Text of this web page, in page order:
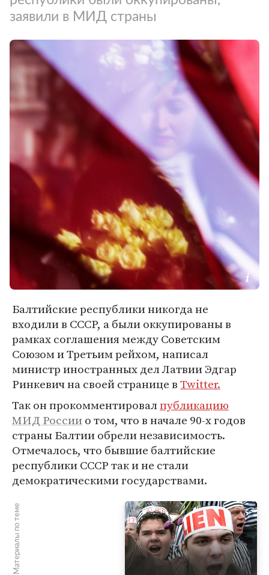
заявили в МИД страны
Балтийские республики никогда не
входили в СССР, а были оккупированы в
рамках соглашения между Советским
Союзом и Третьим рейхом, написал
министр иностранных дел Латвии Эдгар
Ринкевич на своей странице вTwitter.
Так он прокомментировалпубликацию
МИД Россиио том, что в начале 90-х годов
страны Балтии обрели независимость.
Отмечалось, что бывшие балтийские
республики СССР так и не стали
демократическими государствами.
Материалы по теме